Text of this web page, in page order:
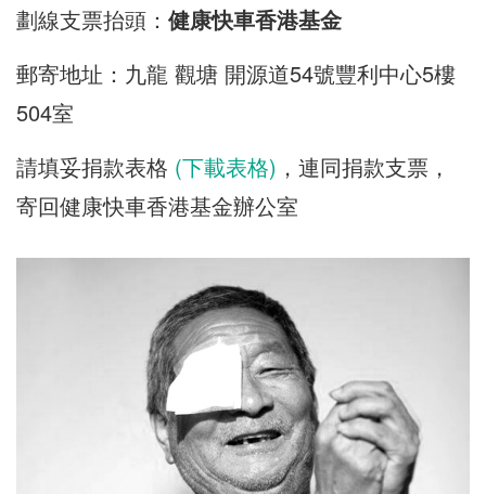
劃線支票抬頭： 健康快車香港基金
郵寄地址： 九龍 觀塘 開源道54號豐利中心5樓
504室
請填妥捐款表格 (下載表格) ，連同捐款支票，
寄回健康快車香港基金辦公室